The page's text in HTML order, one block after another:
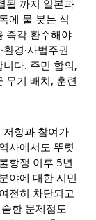
될 까지 일본과
에 물 붓는 식
즉각 환수해야
경·사법주권
다. 주민 합의,
무기 배치, 훈련
항과 참여가
사에서도 뚜렷
항쟁 이후 5년
야에 대한 시민
전히 차단되고
한 문제점도